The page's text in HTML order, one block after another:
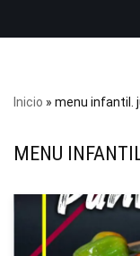
Inicio » menu infantil.
MENU